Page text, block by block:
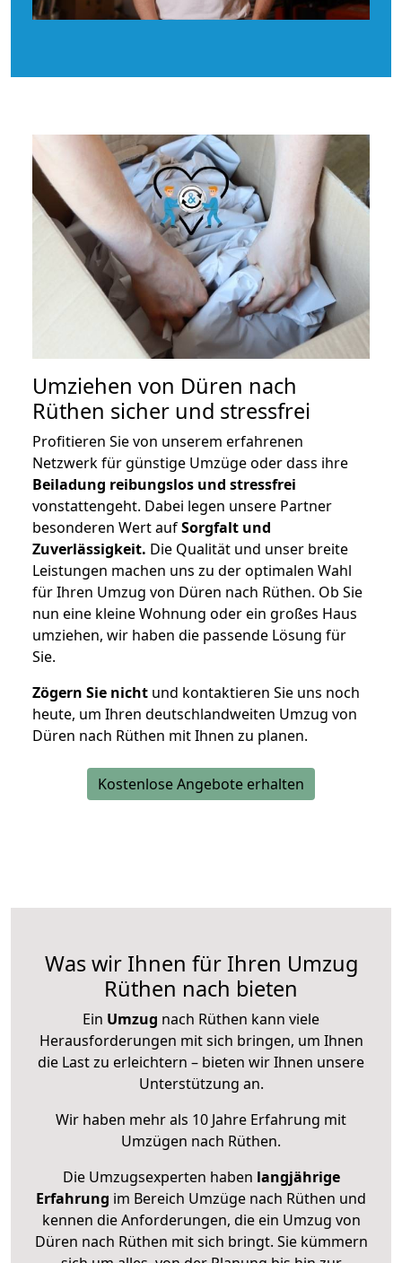
Umziehen von Düren nach
Rüthen sicher und stressfrei
Profitieren Sie von unserem erfahrenen
Netzwerk für günstige Umzüge oder dass ihre
Beiladung reibungslos und stressfrei
vonstattengeht. Dabei legen unsere Partner
besonderen Wert aufSorgfalt und
Zuverlässigkeit. Die Qualität und unser breite
Leistungen machen uns zu der optimalen Wahl
für Ihren Umzug von Düren nach Rüthen. Ob Sie
nun eine kleine Wohnung oder ein großes Haus
umziehen, wir haben die passende Lösung für
Sie.
Zögern Sie nicht und kontaktieren Sie uns noch
heute, um Ihren deutschlandweiten Umzug von
Düren nach Rüthen mit Ihnen zu planen.
Kostenlose Angebote erhalten
Was wir Ihnen für Ihren Umzug
Rüthen nach bieten
Ein Umzug nach Rüthen kann viele
Herausforderungen mit sich bringen, um Ihnen
die Last zu erleichtern – bieten wir Ihnen unsere
Unterstützung an.
Wir haben mehr als 10 Jahre Erfahrung mit
Umzügen nach Rüthen.
Die Umzugsexperten haben langjährige
Erfahrung im Bereich Umzüge nach Rüthen und
kennen die Anforderungen, die ein Umzug von
Düren nach Rüthen mit sich bringt. Sie kümmern